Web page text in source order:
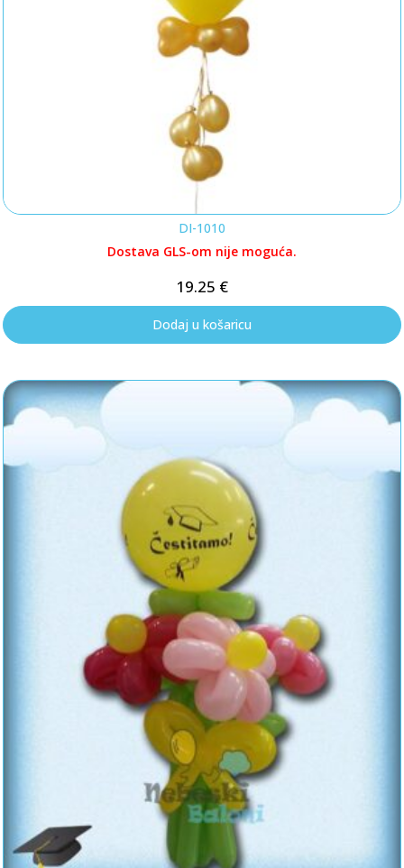
DI-1010
Dostava GLS-om nije moguća.
19.25 €
Dodaj u košaricu